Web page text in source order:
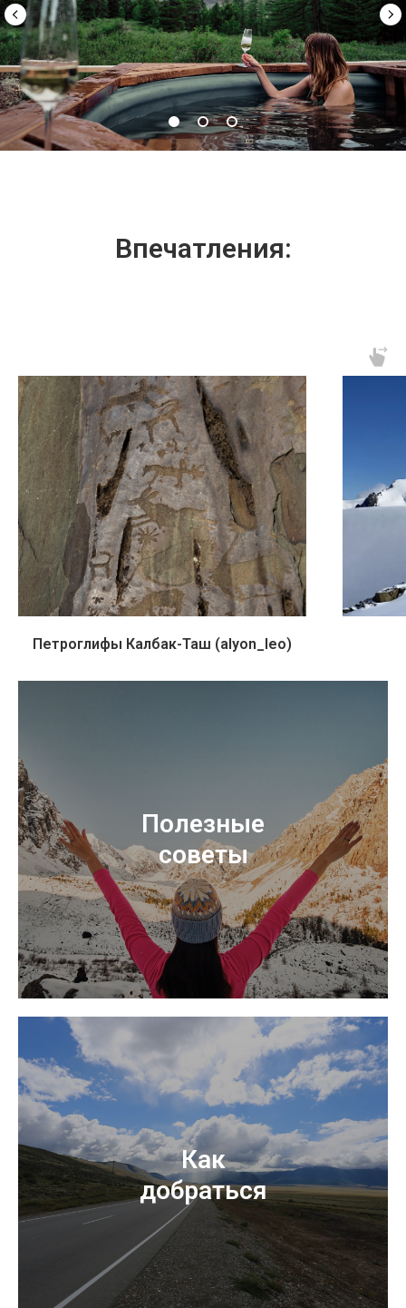
Впечатления:
Петроглифы Калбак-Таш (alyon_leo)
Полезные
советы
Как
добраться